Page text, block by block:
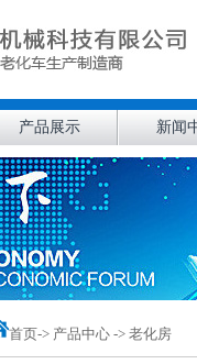
产品展示 新闻
首页-> 产品中心 -> 老化房